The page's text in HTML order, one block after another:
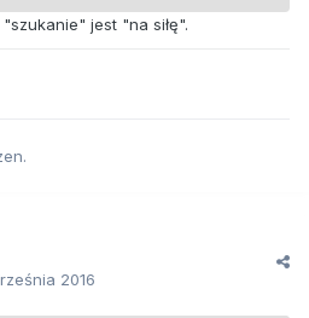
jest "na siłę".
2016